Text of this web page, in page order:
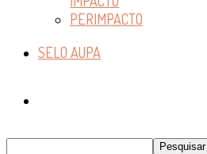
PERIMPACTO
SELO AUPA